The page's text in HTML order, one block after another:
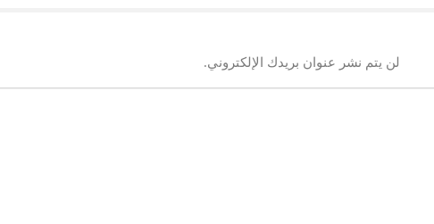
لن يتم نشر عنوان بريدك الإلكتروني.